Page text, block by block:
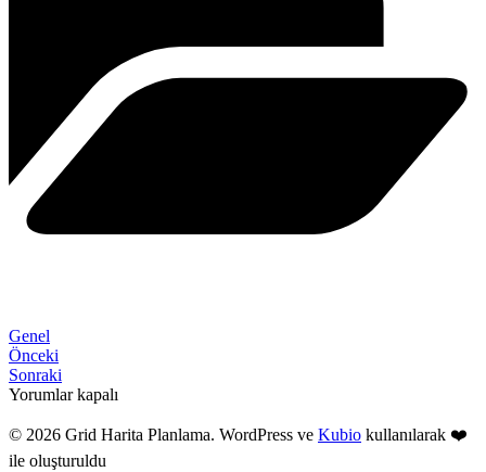
Genel
Önceki
Sonraki
Yorumlar kapalı
© 2026 Grid Harita Planlama. WordPress ve Kubio kullanılarak ❤️
ile oluşturuldu